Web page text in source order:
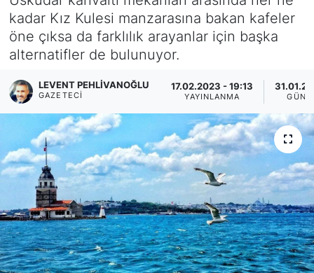
kadar Kız Kulesi manzarasına bakan kafeler
öne çıksa da farklılık arayanlar için başka
alternatifler de bulunuyor.
LEVENT PEHLIVANOĞLU
GAZETECI
17.02.2023 - 19:13
YAYINLANMA
KÖŞE YAZILARI
KÖŞE YAZILARI (Arşiv)
KÜLTÜR SANAT
MAGAZİN
RÖPORTAJ
SAĞLIK
SARIYER HABERLERİ